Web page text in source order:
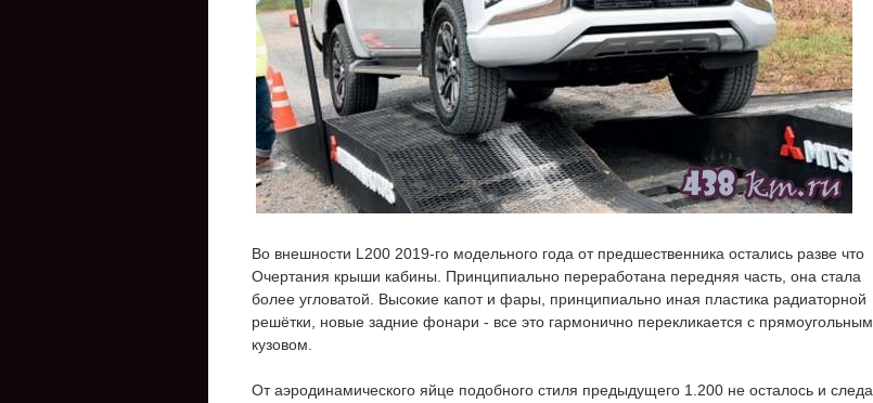
Во внешности L200 2019-го модельного года от предшественника остались разве что
Очертания крыши кабины. Принципиально переработана передняя часть, она стала
более угловатой. Высокие капот и фары, принципиально иная пластика радиаторной
решётки, новые задние фонари - все это гармонично перекликается с прямоугольным
кузовом.
От аэродинамического яйце подобного стиля предыдущего 1.200 не осталось и следа.